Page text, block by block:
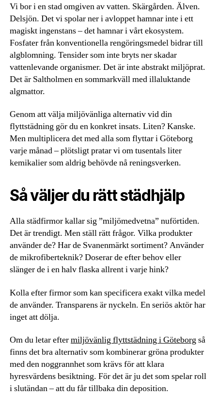
Vi bor i en stad omgiven av vatten. Skärgården. Älven.
Delsjön. Det vi spolar ner i avloppet hamnar inte i ett
magiskt ingenstans – det hamnar i vårt ekosystem.
Fosfater från konventionella rengöringsmedel bidrar till
algblomning. Tensider som inte bryts ner skadar
vattenlevande organismer. Det är inte abstrakt miljöprat.
Det är Saltholmen en sommarkväll med illaluktande
algmattor.
Genom att välja miljövänliga alternativ vid din
flyttstädning gör du en konkret insats. Liten? Kanske.
Men multiplicera det med alla som flyttar i Göteborg
varje månad – plötsligt pratar vi om tusentals liter
kemikalier som aldrig behövde nå reningsverken.
Så väljer du rätt städhjälp
Alla städfirmor kallar sig ”miljömedvetna” nuförtiden.
Det är trendigt. Men ställ rätt frågor. Vilka produkter
använder de? Har de Svanenmärkt sortiment? Använder
de mikrofiberteknik? Doserar de efter behov eller
slänger de i en halv flaska allrent i varje hink?
Kolla efter firmor som kan specificera exakt vilka medel
de använder. Transparens är nyckeln. En seriös aktör har
inget att dölja.
Om du letar eftermiljövänlig flyttstädning i Göteborgså
finns det bra alternativ som kombinerar gröna produkter
med den noggrannhet som krävs för att klara
hyresvärdens besiktning. För det är ju det som spelar roll
i slutändan – att du får tillbaka din deposition.